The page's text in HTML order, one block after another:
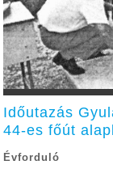
Időutazás
44-es főút
Évforduló